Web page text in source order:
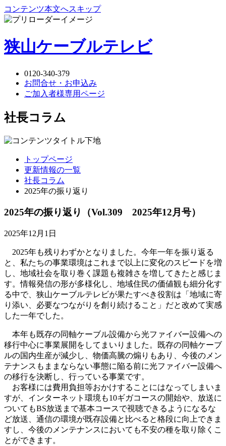
コンテンツ本文へスキップ
狭山ケーブルテレビ
0120-340-379
お問合せ・お申込み
ご加入者様専用ページ
社長コラム
トップページ
更新情報の一覧
社長コラム
2025年の振り返り
2025年の振り返り （Vol.309 2025年12月号）
2025年12月1日
2025年も残りわずかとなりました。今年一年を振り返る
と、私たちの事業環境はこれまで以上に変化のスピードを増
し、地域社会を取り巻く課題も複雑さを増してきたと感じま
す。情報発信の形が多様化し、地域住民の価値観も細分化す
る中で、狭山ケーブルテレビが果たすべき役割は「地域に寄
り添い、必要なつながりを創り続けること」だと改めて実感
した一年でした。
本年も既存の同軸ケーブル設備から光ファイバー設備への
移行中心に事業展開をしてまいりました。既存の同軸ケーブ
ルの国内生産が減少し、物価高騰の煽りもあり、今後のメン
テナンスもままならない事態に陥る前に光ファイバー設備へ
の移行を決断し、行っている事業です。
お客様には費用負担等おかけすることにはなってしまいま
すが、インターネット環境も10ギガコースの開始や、放送に
ついてもBS放送まで基本コースで視聴できるようになるな
ど放送、通信の環境が既存設備と比べると格段に向上できま
すし、今後のメンテナンスにおいても不安の種を取り除くこ
とができます。